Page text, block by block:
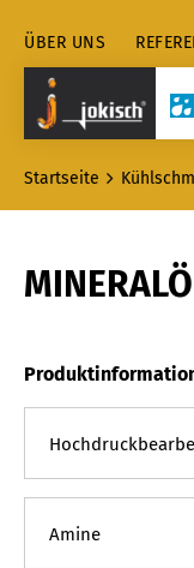
ÜBER UNS
Startseite